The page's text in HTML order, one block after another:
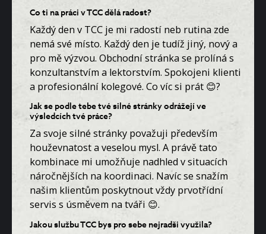
Co ti na práci v TCC dělá radost?
Každý den v TCC je mi radostí neb rutina zde
nemá své místo. Každý den je tudíž jiný, nový a
pro mě výzvou. Obchodní stránka se prolíná s
konzultanstvím a lektorstvím. Spokojeni klienti
a profesionální kolegové. Co víc si prát 😊?
Jak se podle tebe tvé silné stránky odrážejí ve
výsledcích tvé práce?
Za svoje silné stránky považuji především
houževnatost a veselou mysl. A právě tato
kombinace mi umožňuje nadhled v situacích
náročnějších na koordinaci. Navíc se snažím
našim klientům poskytnout vždy prvotřídní
servis s úsměvem na tváři 😊.
Jakou službu TCC bys pro sebe nejradši využila?